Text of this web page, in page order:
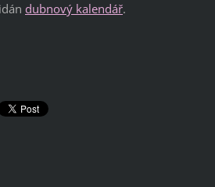
dubnový kalendář.